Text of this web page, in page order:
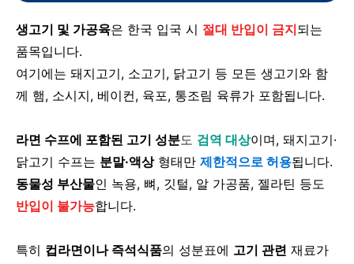
생고기 및 가공육은 한국 입국 시 절대 반입이 금지되는
품목입니다.
여기에는 돼지고기, 소고기, 닭고기 등 모든 생고기와 함
께 햄, 소시지, 베이컨, 육포, 통조림 육류가 포함됩니다.
라면 수프에 포함된 고기 성분도 검역 대상이며, 돼지고기·
닭고기 수프는 분말·액상형태만 제한적으로 허용됩니다.
동물성 부산물인 녹용, 뼈, 깃털, 알 가공품, 젤라틴 등도
반입이 불가능합니다.
특히 컵라면이나 즉석식품의 성분표에 고기 관련 재료가